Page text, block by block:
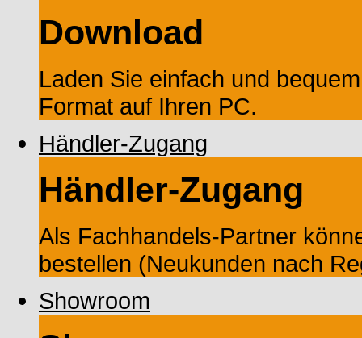
Download
Laden Sie einfach und
Format auf Ihren PC.
Händler-Zugang
Händler-Zugang
Als Fachhandels-Partner
bestellen (Neukunden nach
Showroom